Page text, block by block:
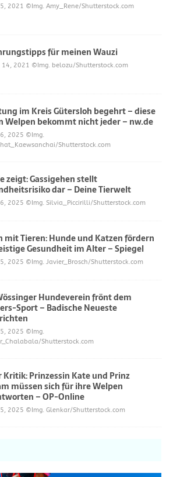
2021 ©Img. Amy_Rene/Shutterstock.com
für meinen Wauzi
14, 2021 ©Img. belozu/Shutterstock.com
im Kreis Gütersloh begehrt – diese
Welpen bekommt nicht jeder – nw.de
2025 ©Img.
Shutterstock.com
zeigt: Gassigehen stellt
dar – Deine Tierwelt
2025 ©Img. Silvia_Piccirilli/Shutterstock.com
mit Tieren: Hunde und Katzen fördern
Gesundheit im Alter – Spiegel
2025 ©Img. Javier_Brosch/Shutterstock.com
Hundeverein frönt dem
Sport – Badische Neueste
2025 ©Img.
Shutterstock.com
Kritik: Prinzessin Kate und Prinz
müssen sich für ihre Welpen
– OP-Online
2025 ©Img. Glenkar/Shutterstock.com